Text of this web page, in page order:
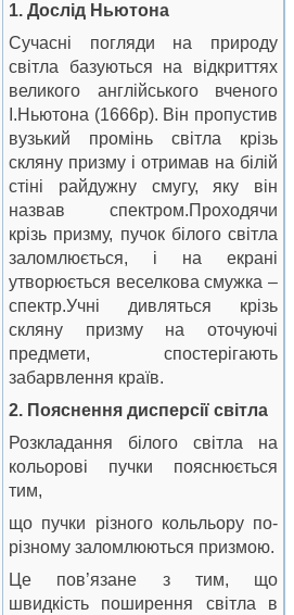
1. Дослід Ньютона
Сучасні погляди на природу
світла базуються на відкриттях
великого англійського вченого
І.Ньютона (1666р). Він пропустив
вузький промінь світла крізь
скляну призму і отримав на білій
стіні райдужну смугу, яку він
назвав спектром.Проходячи
крізь призму, пучок білого світла
заломлюється, і на екрані
утворюється веселкова смужка –
спектр.Учні дивляться крізь
скляну призму на оточуючі
предмети, спостерігають
забарвлення країв.
2. Пояснення дисперсії світла
Розкладання білого світла на
кольорові пучки пояснюється
тим,
що пучки різного кольльору по-
різному заломлюються призмою.
Це пов’язане з тим, що
швидкість поширення світла в